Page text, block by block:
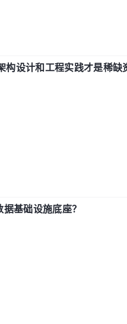
构设计和工程实践才是稀缺
基础设施底座？